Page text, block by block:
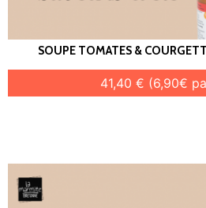
SOUPE TOMATES &
41,40 € (6,90€